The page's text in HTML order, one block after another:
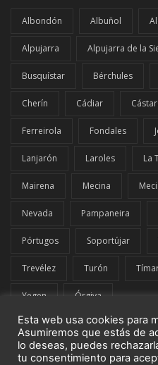
Albondón Albuñol
Alpujarra Alpujarra de la
Busquístar Bérchules
Cherín Cádiar
Ferreirola Fondales
Lanjarón Laroles La
Mairena Mecina
Nevada Pampaneira
Pórtugos Soportújar
Trevélez Turón
Yegen Órgiva
Esta web usa cookies para
Asumiremos que estás de
lo deseas, puedes
tu consentimiento para